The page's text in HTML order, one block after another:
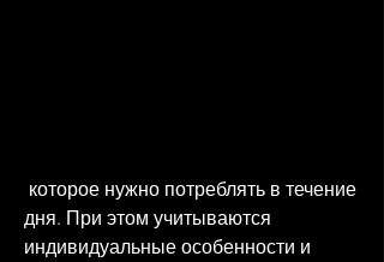
дня. При этом учитываются
индивидуальные особенности и